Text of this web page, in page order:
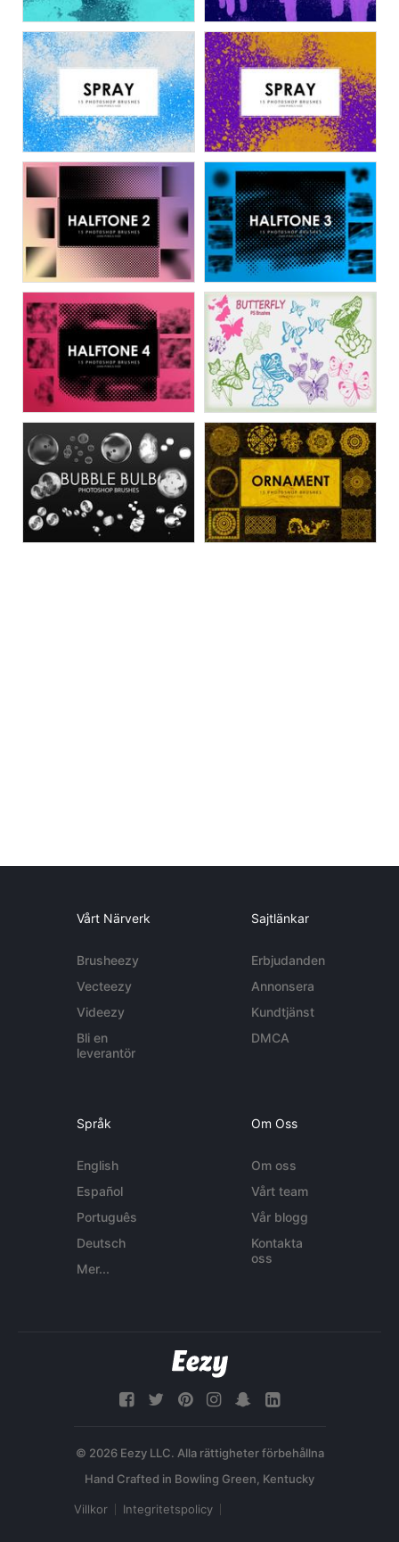
Vårt Närverk
Brusheezy
Vecteezy
Videezy
Bli en
leverantör
Sajtlänkar
Erbjudanden
Annonsera
Kundtjänst
DMCA
Språk
English
Español
Português
Deutsch
Mer...
Om Oss
Om oss
Vårt team
Vår blogg
Kontakta
oss
© 2026 Eezy LLC. Alla rättigheter förbehållna
Villkor Integritetspolicy